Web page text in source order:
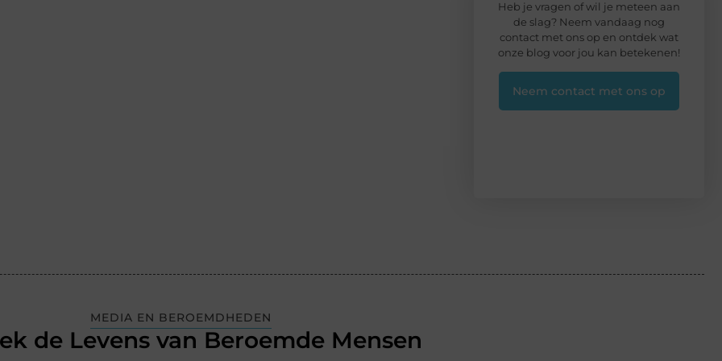
Heb je vragen of wil je meteen aan
de slag? Neem vandaag nog
contact met ons op en ontdek wat
onze blog voor jou kan betekenen!
Neem contact met ons op
MEDIA EN BEROEMDHEDEN
de Levens van Beroemde Mensen